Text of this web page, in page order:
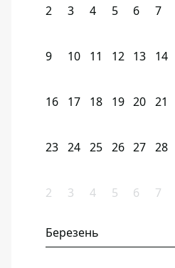
2 3 4 5 6 7
9 10 11 12 13 14
16 17 18 19 20 21
23 24 25 26 27 28
2 3 4 5 6 7
Березень